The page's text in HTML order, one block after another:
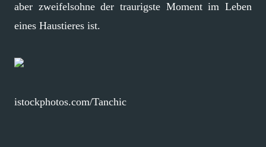
aber zweifelsohne der traurigste Moment im Leben
eines Haustieres ist.
istockphotos.com/Tanchic